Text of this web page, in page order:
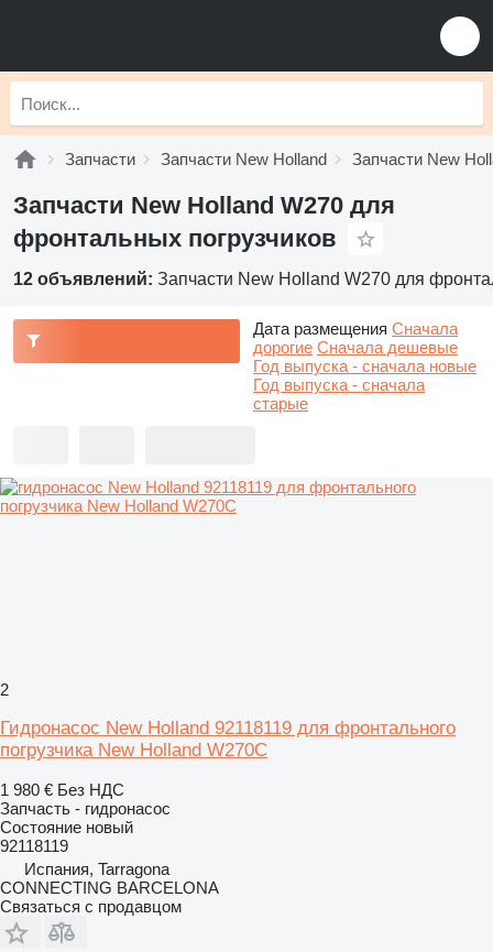
Запчасти Запчасти New Holland Запчасти New
Запчасти New Holland W270 для
фронтальных погрузчиков
12 объявлений: Запчасти New Holland W270 для
Дата размещения Сначала
дорогие Сначала дешевые
Год выпуска - сначала новые
Год выпуска - сначала
старые
2
Гидронасос New Holland 92118119 для фронтального
погрузчика New Holland W270C
1 980 € Без НДС
Запчасть - гидронасос
Состояние новый
92118119
Испания, Tarragona
CONNECTING BARCELONA
Связаться с продавцом